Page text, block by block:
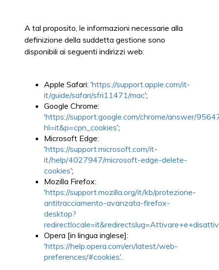
A tal proposito, le informazioni necessarie alla
definizione della suddetta gestione sono
disponibili ai seguenti indirizzi web:
Apple Safari: ‘https://support.apple.com/it-
it/guide/safari/sfri11471/mac’;
Google Chrome:
‘https://support.google.com/chrome/answer/
hl=it&p=cpn_cookies’;
Microsoft Edge:
‘https://support.microsoft.com/it-
it/help/4027947/microsoft-edge-delete-
cookies’;
Mozilla Firefox:
‘https://support.mozilla.org/it/kb/protezione-
antitracciamento-avanzata-firefox-
desktop?
Opera [in lingua inglese]:
‘https://help.opera.com/en/latest/web-
preferences/#cookies’.